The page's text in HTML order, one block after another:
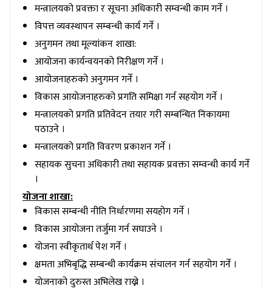
मन्त्रालयको प्रवक्ता र सूचना अधिकारी सम्वन्धी काम गर्ने ।
विपत्त व्यवस्थापन सम्बन्धी कार्य गर्ने ।
अनुगमन तथा मूल्यांकन शाखा:
आयोजना कार्यन्वयनको निरीक्षण गर्ने ।
आयोजनाहरुको अनुगमन गर्ने ।
विकास आयोजनाहरुको प्रगति समिक्षा गर्न सहयोग गर्ने ।
मन्त्रालयको प्रगति प्रतिवेदन तयार गरी सम्बन्धित निकायमा
पठाउने ।
मन्त्रालयको प्रगति विवरण प्रकाशन गर्ने ।
सहायक सुचना अधिकारी तथा सहायक प्रवक्ता सम्वन्धी कार्य गर्ने
।
योजना शाखा:
विकास सम्बन्धी नीति निर्धारणमा सयहोग गर्ने ।
विकास आयोजना तर्जुमा गर्न सघाउने ।
योजना स्वीकृतार्थ पेश गर्ने ।
क्षमता अभिबृद्धि सम्बन्धी कार्यक्रम संचालन गर्न सहयोग गर्ने ।
योजनाको दुरुस्त अभिलेख राख्ने ।